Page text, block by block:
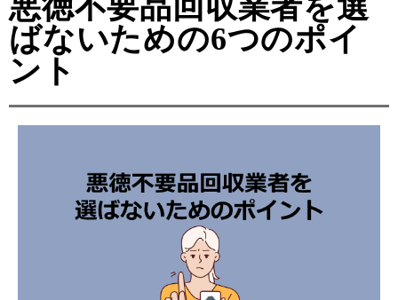
悪徳不要品回収業者を選
ばないための6つのポイ
ント